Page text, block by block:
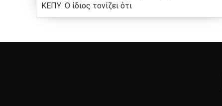
ΚΕΠΥ. Ο ίδιος τονίζει ότι